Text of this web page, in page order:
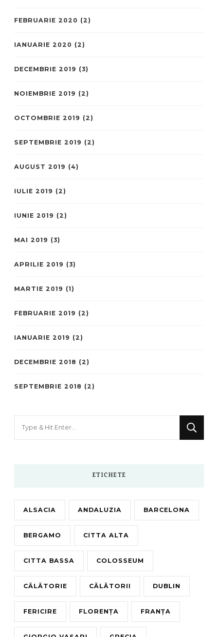
FEBRUARIE 2020 (2)
IANUARIE 2020 (2)
DECEMBRIE 2019 (3)
NOIEMBRIE 2019 (2)
OCTOMBRIE 2019 (2)
SEPTEMBRIE 2019 (2)
AUGUST 2019 (4)
IULIE 2019 (2)
IUNIE 2019 (2)
MAI 2019 (3)
APRILIE 2019 (3)
MARTIE 2019 (1)
FEBRUARIE 2019 (2)
IANUARIE 2019 (2)
DECEMBRIE 2018 (2)
SEPTEMBRIE 2018 (2)
ETICHETE
ALSACIA ANDALUZIA BARCELONA
BERGAMO CITTA ALTA
CITTA BASSA COLOSSEUM
CĂLĂTORIE CĂLĂTORII DUBLIN
FERICIRE FLORENȚA FRANȚA